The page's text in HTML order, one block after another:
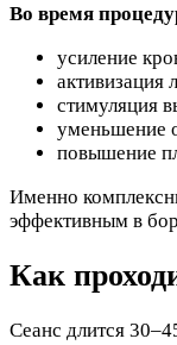
Во время
усиление
активизация
стимуляция
уменьшение
повышение
Именно
эффективным в
Как
Сеанс длится